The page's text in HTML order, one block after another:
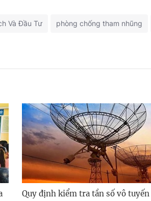
Và Đầu Tư phòng chống tham nhũng
Quy định kiểm tra tần số vô